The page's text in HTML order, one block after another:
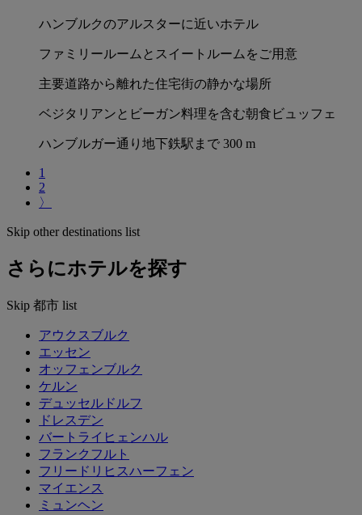
ハンブルクのアルスターに近いホテル
ファミリールームとスイートルームをご用意
主要道路から離れた住宅街の静かな場所
ベジタリアンとビーガン料理を含む朝食ビュッフェ
ハンブルガー通り地下鉄駅まで 300 m
1
2
〉
Skip other destinations list
さらにホテルを探す
Skip 都市 list
アウクスブルク
エッセン
オッフェンブルク
ケルン
デュッセルドルフ
ドレスデン
バートライヒェンハル
フランクフルト
フリードリヒスハーフェン
マイエンス
ミュンヘン